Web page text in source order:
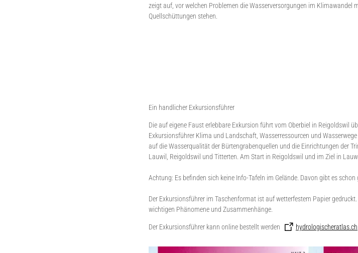
zeigt auf, vor welchen Problemen die Wasserversorgungen im Klimawandel
Quellschüttungen stehen.
Ein handlicher Exkursionsführer
Die auf eigene Faust erlebbare Exkursion führt vom Oberbiel in Reigoldswil
Exkursionsführer Klima und Landschaft, Wasserressourcen und
auf die Wasserqualität der Bürtengrabenquellen und die Einrichtungen der
Lauwil, Reigoldswil und Titterten. Am Start in Reigoldswil und im Ziel in
Achtung: Es befinden sich keine Info-Tafeln im Gelände. Davon gibt es
Der Exkursionsführer im Taschenformat ist auf wetterfestem Papier
wichtigen Phänomene und Zusammenhänge.
Der Exkursionsführer kann online bestellt werden hydrologischeratlas.ch